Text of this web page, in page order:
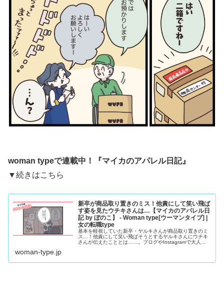
woman typeで連載中！『マイカのアパレル日記』
▼続きはこちら
新卒が商品取り置きのミス！他責にして笑い飛ば
す姿を見たウチキさんは…【マイカのアパレル日
記 by ぼのこ】 - Woman type[ウーマンタイプ] |
女の転職type
基本を軽視していた新卒・ヤルキさんが商品取り置きのミ
ス…！他責にして笑い飛ばそうとするヤルキさんにウチキ
さんが伝えたこととは……。ブログやInstagramで大人気
woman-type.jp